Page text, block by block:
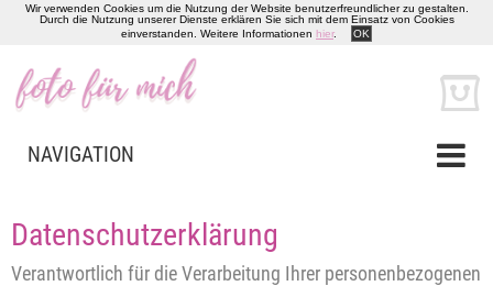
Wir verwenden Cookies um die Nutzung der Website benutzerfreundlicher zu gestalten.
Durch die Nutzung unserer Dienste erklären Sie sich mit dem Einsatz von Cookies
einverstanden. Weitere Informationen hier. OK
NAVIGATION
Datenschutzerklärung
Verantwortlich für die Verarbeitung Ihrer personenbezogenen